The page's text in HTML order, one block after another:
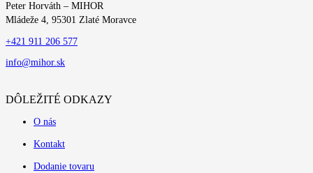
Peter Horváth – MIHOR
Mládeže 4, 95301 Zlaté Moravce
+421 911 206 577
info@mihor.sk
DÔLEŽITÉ ODKAZY
O nás
Kontakt
Dodanie tovaru